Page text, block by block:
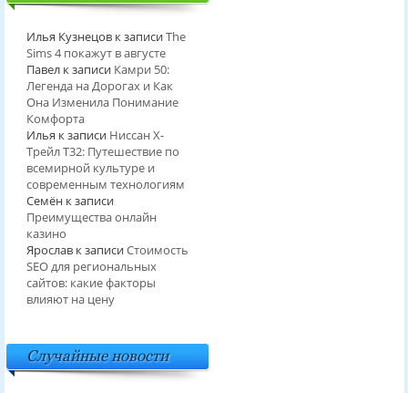
Илья Кузнецовк записиThe
Sims 4 покажут в августе
Павелк записи Камри 50:
Легенда на Дорогах и Как
Она Изменила Понимание
Комфорта
Илья к записи Ниссан Х-
Трейл T32: Путешествие по
всемирной культуре и
современным технологиям
Семёнк записи
Преимущества онлайн
казино
Ярославк записиСтоимость
SEO для региональных
сайтов: какие факторы
влияют на цену
Случайные новости